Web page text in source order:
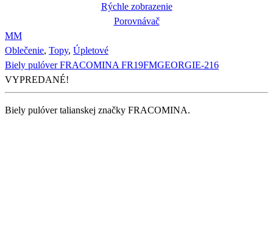
Rýchle zobrazenie
Porovnávač
MM
Oblečenie, Topy, Úpletové
Biely pulóver FRACOMINA FR19FMGEORGIE-216
VYPREDANÉ!
Biely pulóver talianskej značky FRACOMINA.